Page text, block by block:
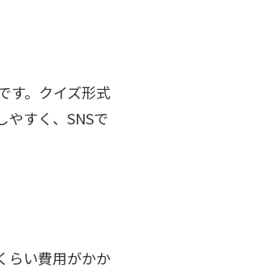
す。クイズ形式
すく、SNSで
らい費用がかか